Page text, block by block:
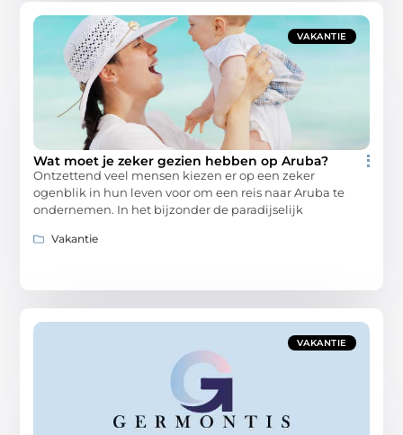
VAKANTIE
Wat moet je zeker gezien hebben op Aruba?
Ontzettend veel mensen kiezen er op een zeker
ogenblik in hun leven voor om een reis naar Aruba te
ondernemen. In het bijzonder de paradijselijk
Vakantie
VAKANTIE